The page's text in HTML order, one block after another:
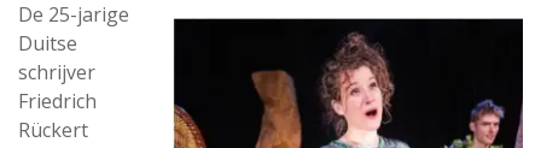
De 25-jarige
Duitse
schrijver
Friedrich
Rückert